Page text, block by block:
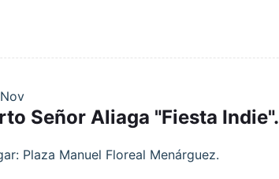
Señor Aliaga "Fiesta Indie".
Plaza Manuel Floreal Menárguez.